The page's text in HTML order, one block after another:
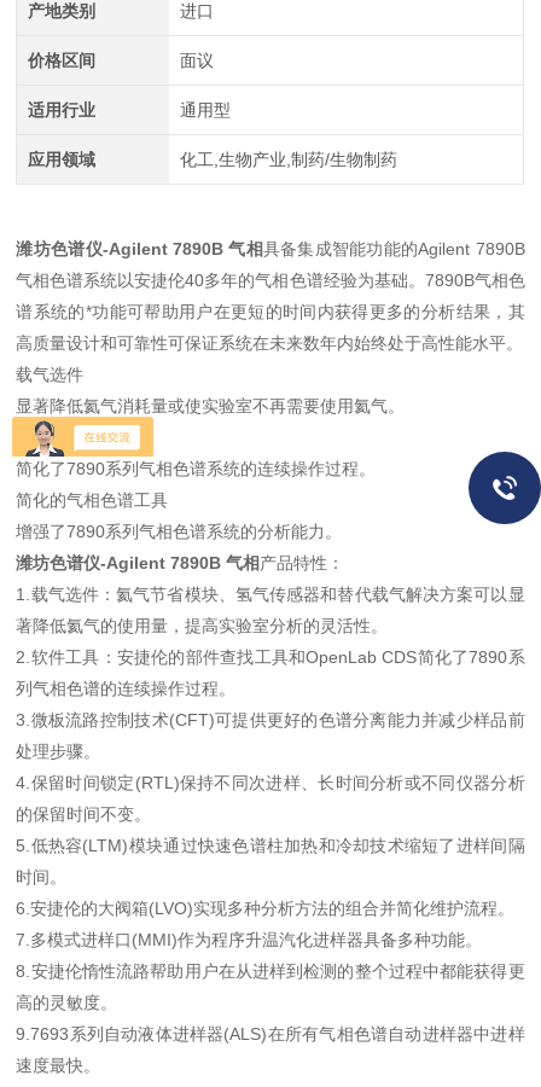
产地类别 进口
价格区间 面议
适用行业 通用型
应用领域 化工,生物产业,制药/生物制药
潍坊色谱仪-Agilent 7890B 气相具备集成智能功能的Agilent 7890B
气相色谱系统以安捷伦40多年的气相色谱经验为基础。7890B气相色
谱系统的*功能可帮助用户在更短的时间内获得更多的分析结果，其
高质量设计和可靠性可保证系统在未来数年内始终处于高性能水平。
载气选件
显著降低氦气消耗量或使实验室不再需要使用氦气。
易于使用的软件
简化了7890系列气相色谱系统的连续操作过程。
简化的气相色谱工具
增强了7890系列气相色谱系统的分析能力。
潍坊色谱仪-Agilent 7890B 气相产品特性：
1.载气选件：氦气节省模块、氢气传感器和替代载气解决方案可以显
著降低氦气的使用量，提高实验室分析的灵活性。
2.软件工具：安捷伦的部件查找工具和OpenLab CDS简化了7890系
列气相色谱的连续操作过程。
3.微板流路控制技术(CFT)可提供更好的色谱分离能力并减少样品前
处理步骤。
4.保留时间锁定(RTL)保持不同次进样、长时间分析或不同仪器分析
的保留时间不变。
5.低热容(LTM)模块通过快速色谱柱加热和冷却技术缩短了进样间隔
时间。
6.安捷伦的大阀箱(LVO)实现多种分析方法的组合并简化维护流程。
7.多模式进样口(MMI)作为程序升温汽化进样器具备多种功能。
8.安捷伦惰性流路帮助用户在从进样到检测的整个过程中都能获得更
高的灵敏度。
9.7693系列自动液体进样器(ALS)在所有气相色谱自动进样器中进样
速度最快。